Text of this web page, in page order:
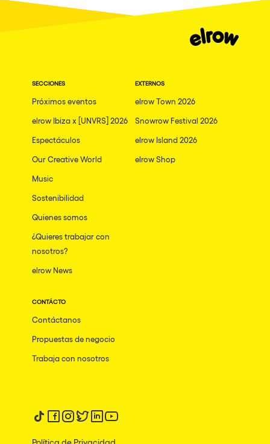
SECCIONES
Próximos eventos
elrow Ibiza x [UNVRS] 2026
Espectáculos
Our Creative World
Music
Sostenibilidad
Quienes somos
¿Quieres trabajar con
nosotros?
elrow News
EXTERNOS
elrow Town 2026
Snowrow Festival 2026
elrow Island 2026
elrow Shop
CONTÁCTO
Contáctanos
Propuestas de negocio
Trabaja con nosotros
Síguenos en tiktok
Síguenos en facebook
Síguenos en instagram
Síguenos en twitter
Síguenos en linkedin
Síguenos en youtube
Política de Privacidad